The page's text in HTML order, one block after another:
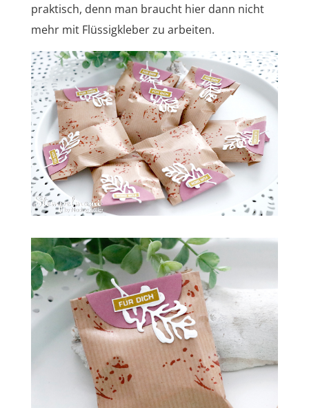
praktisch, denn man braucht hier dann nicht
mehr mit Flüssigkleber zu arbeiten.